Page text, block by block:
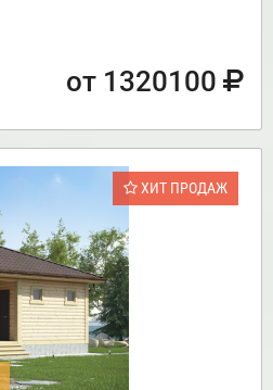
от 1320100
ХИТ ПРОДАЖ